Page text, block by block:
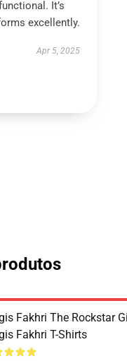
It’s
excellently.
Apr 5, 2025
Fakhri The Rockstar
Fakhri T-Shirts